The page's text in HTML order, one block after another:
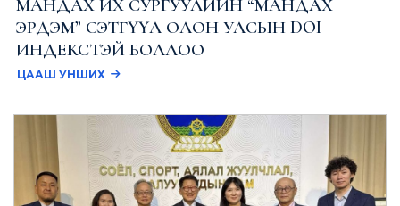
МАНДАХ ИХ СУРГУУЛИЙН “МАНДАХ
ЭРДЭМ” СЭТГҮҮЛ ОЛОН УЛСЫН DOI
ИНДЕКСТЭЙ БОЛЛОО
ЦААШ УНШИХ